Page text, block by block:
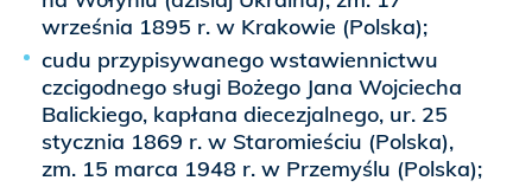
września 1895 r. w Krakowie (Polska);
cudu przypisywanego wstawiennictwu
czcigodnego sługi Bożego Jana Wojciecha
Balickiego, kapłana diecezjalnego, ur. 25
stycznia 1869 r. w Staromieściu (Polska),
zm. 15 marca 1948 r. w Przemyślu (Polska);